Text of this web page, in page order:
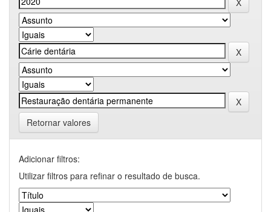
Retornar valores
Adicionar filtros:
Utilizar filtros para refinar o resultado de busca.